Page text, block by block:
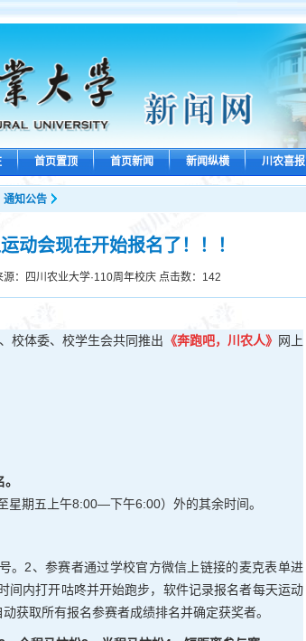
首页置顶 首页新闻 新闻纵横 川农喜报
通知公告
动会现在开始报名了！！！
：四川农业大学·110周年校庆 点击数： 142
校体委、校学生会共同推出 《奔跑吧，川农人》 网上
星期五上午8:00—下午6:00）外的其余时间。
。2、参赛者通过学校官方微信上链接的麦克表单进
间内打开咕咚并开始跑步，软件记录报名者每天运动
获取所有报名参赛者成绩排名并确定获奖者。